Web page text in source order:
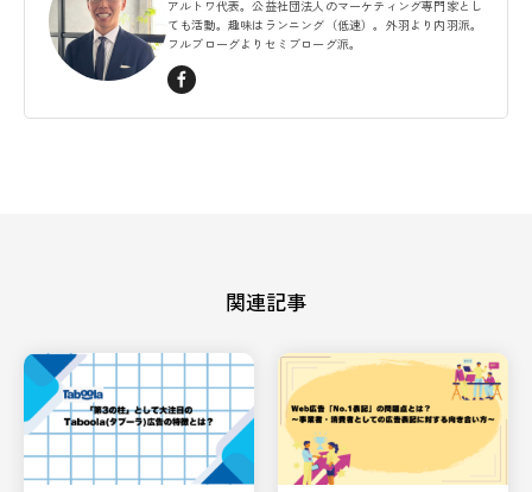
アルトワ代表。公益社団法人のマーケティング専門家とし
ても活動。趣味はランニング（低速）。外羽より内羽派。
フルブローグよりセミブローグ派。
関連記事